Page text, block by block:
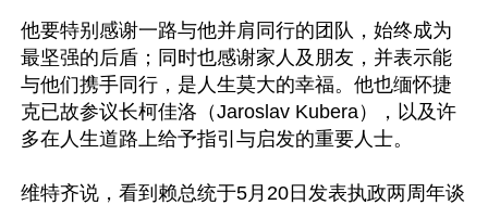
他要特别感谢一路与他并肩同行的团队，始终成为
最坚强的后盾；同时也感谢家人及朋友，并表示能
与他们携手同行，是人生莫大的幸福。他也缅怀捷
克已故参议长柯佳洛（Jaroslav Kubera），以及许
多在人生道路上给予指引与启发的重要人士。
维特齐说，看到赖总统于5月20日发表执政两周年谈